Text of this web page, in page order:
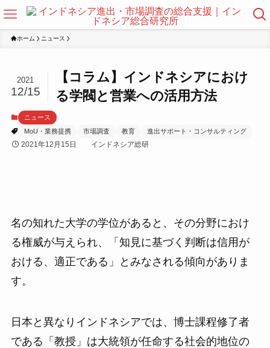
ホーム ニュース
【コラム】インドネシアにおけ
る学閥と営業への活用方法
2021
12/15
ニュース
MoU・業務提携
市場調査 教育 進出サポート・コンサルティング
2021年12月15日 インドネシア総研
名の知れた大学の学位があると、その分野におけ
る権威が与えられ、「知見に基づく判断は信用が
おける、適正である」とみなされる傾向がありま
す。
日本と異なりインドネシアでは、博士課程修了者
である「教授」は大統領が任命する社会的地位の